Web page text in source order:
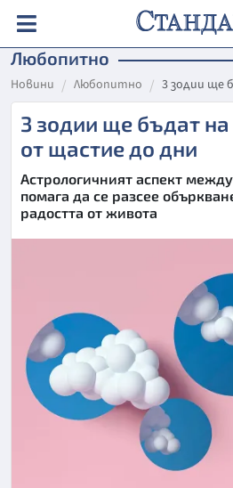
Любопитно
Новини Любопитно 3 зодии ще
3 зодии ще бъдат
от щастие до дни
Астрологичният аспект
помага да се разсее
радостта от живота